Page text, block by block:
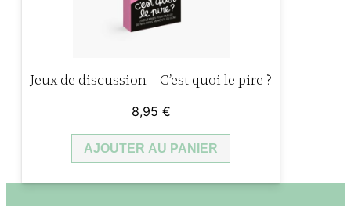
Jeux de discussion – C’est quoi le pire ?
8,95 €
AJOUTER AU PANIER